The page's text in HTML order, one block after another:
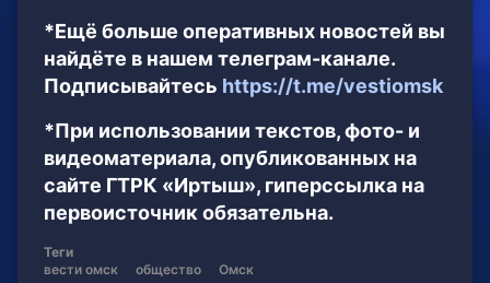
*Ещё больше оперативных новостей вы
найдёте в нашем телеграм-канале.
Подписывайтесь https://t.me/vestiomsk
*При использовании текстов, фото- и
видеоматериала, опубликованных на
сайте ГТРК «Иртыш», гиперссылка на
первоисточник обязательна.
Теги
вести омск
общество Омск